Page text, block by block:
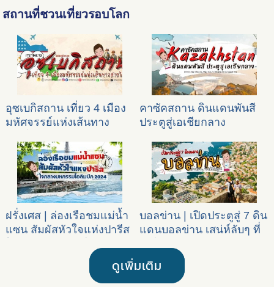
สถานที่ชวนเที่ยวรอบโลก
อุซเบกิสถาน เที่ยว 4 เมือง
มหัศจรรย์แห่งเส้นทาง
คาซัคสถาน ดินแดนพันสี
ประตูสู่เอเชียกลาง
ฝรั่งเศส | ล่องเรือชมแม่น้ำ
แซน สัมผัสหัวใจแห่งปารีส
บอลข่าน | เปิดประตูสู่ 7 ดิน
แดนบอลข่าน เสน่ห์ลับๆ ที่
ดูเพิ่มเติม